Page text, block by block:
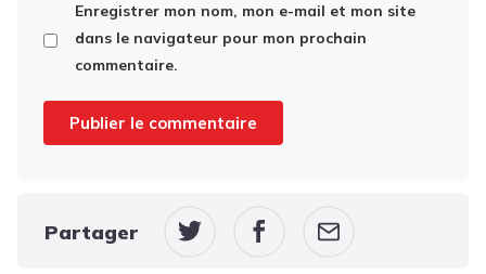
Enregistrer mon nom, mon e-mail et mon site
dans le navigateur pour mon prochain
commentaire.
Partager